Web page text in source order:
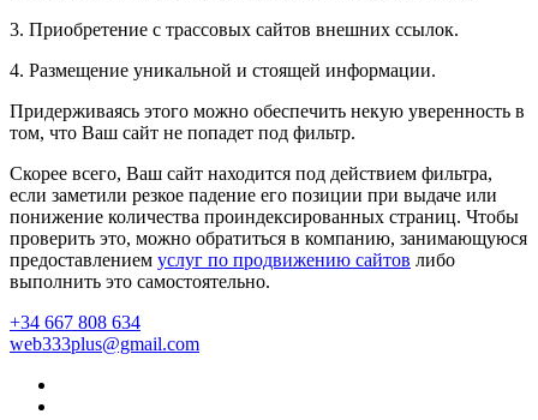
3. Приобретение с трассовых сайтов внешних ссылок.
4. Размещение уникальной и стоящей информации.
Придерживаясь этого можно обеспечить некую уверенность в
том, что Ваш сайт не попадет под фильтр.
Скорее всего, Ваш сайт находится под действием фильтра,
если заметили резкое падение его позиции при выдаче или
понижение количества проиндексированных страниц. Чтобы
проверить это, можно обратиться в компанию, занимающуюся
предоставлением услуг по продвижению сайтов либо
выполнить это самостоятельно.
+34 667 808 634
web333plus@gmail.com